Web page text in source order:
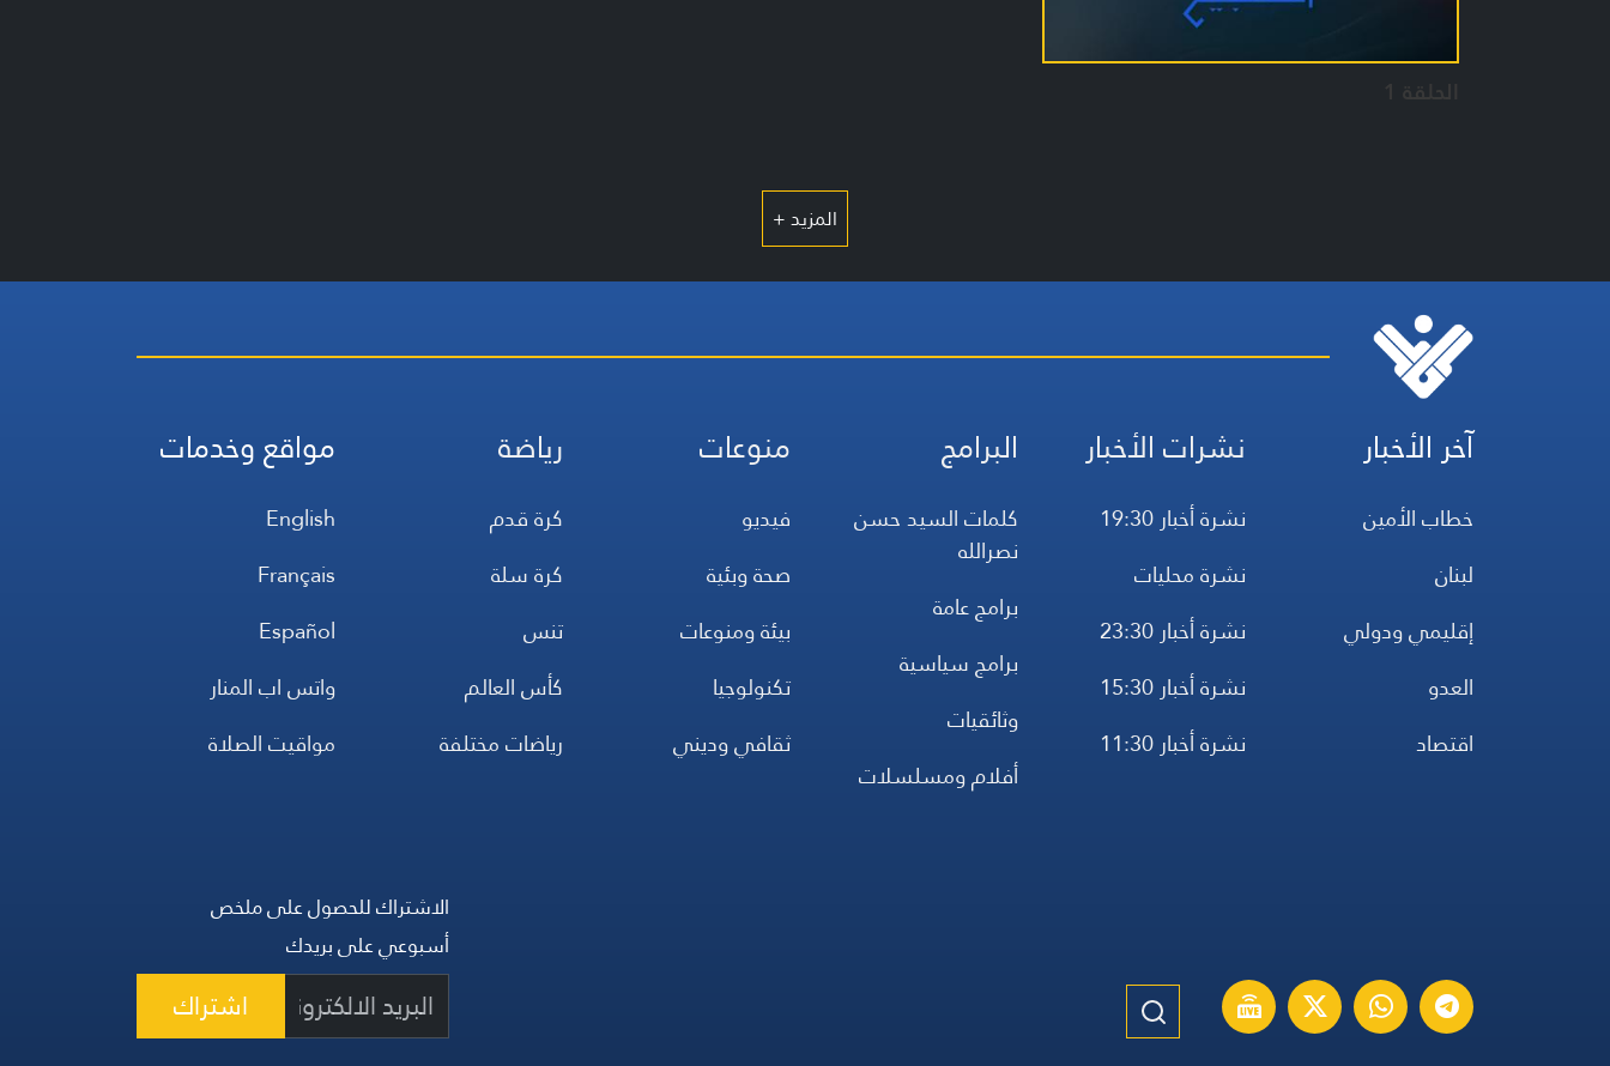
الحلقة 1
المزيد +
آخر الأخبار
خطاب الأمين
لبنان
إقليمي ودولي
العدو
اقتصاد
نشرات الأخبار
نشرة أخبار 19:30
نشرة محليات
نشرة أخبار 23:30
نشرة أخبار 15:30
نشرة أخبار 11:30
البرامج
كلمات السيد حسن
نصرالله
برامج عامة
برامج سياسية
وثائقيات
أفلام ومسلسلات
منوعات
فيديو
صحة وبئية
بيئة ومنوعات
تكنولوجيا
ثقافي وديني
رياضة
كرة قدم
كرة سلة
تنس
كأس العالم
رياضات مختلفة
مواقع وخدمات
English
Français
Español
واتس اب المنار
مواقيت الصلاة
الاشتراك للحصول على ملخص
أسبوعي على بريدك
اشتراك